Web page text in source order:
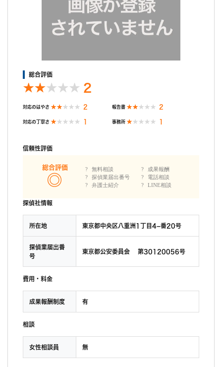
不満点は特にありません。しいてあげるとするならば、時間パッ
クでプラン契約していたため、その時間が余っても切り捨てとな
もあるので、私は結果として余りましたが、納得しています。
総合評価
2
対応のはやさ 2 報告書 2
対応の丁寧さ 1 事務所 1
信頼性評価
総合評価
無料相談
探偵業届出番号
弁護士紹介
成果報酬
電話相談
LINE相談
探偵社情報
所在地 東京都中央区八重洲1丁目4−番20号
探偵業届出番
号
東京都公安委員会 第30120056号
費用・料金
成果報酬制度 有
相談
女性相談員 無